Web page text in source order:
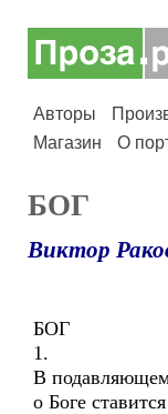
Авторы
Магазин
О
БОГ
Виктор
БОГ
1.
В
о Боге